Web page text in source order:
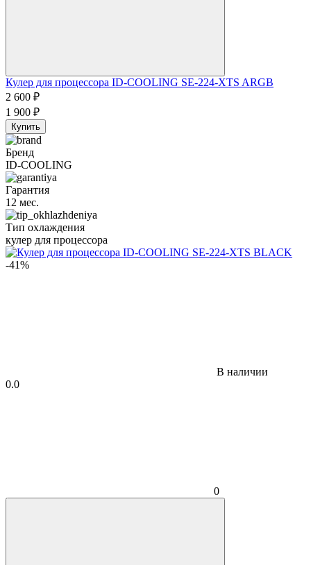
Кулер для процессора ID-COOLING SE-224-XTS ARGB
2 600 ₽
1 900 ₽
Купить
Бренд
ID-COOLING
Гарантия
12 мес.
Тип охлаждения
кулер для процессора
-41%
В наличии
0.0
0